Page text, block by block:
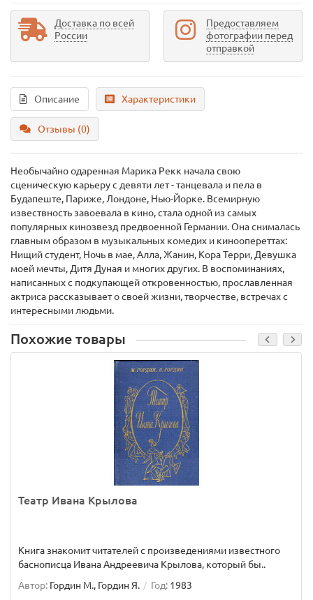
Доставка по всей
России
Предоставляем
фотографии перед
отправкой
Описание Характеристики
Отзывы (0)
Необычайно одаренная Марика Рекк начала свою
сценическую карьеру с девяти лет - танцевала и пела в
Будапеште, Париже, Лондоне, Нью-Йорке. Всемирную
извествность завоевала в кино, стала одной из самых
популярных кинозвезд предвоенной Германии. Она снималась
главным образом в музыкальных комедих и киноопереттах:
Нищий студент, Ночь в мае, Алла, Жанин, Кора Терри, Девушка
моей мечты, Дитя Дуная и многих других. В воспоминаниях,
написанных с подкупающей откровенностью, прославленная
актриса рассказывает о своей жизни, творчестве, встречах с
интересными людьми.
Похожие товары
Театр Ивана Крылова
Книга знакомит читателей с произведениями известного
баснописца Ивана Андреевича Крылова, который бы..
Автор: Гордин М., Гордин Я. Год: 1983